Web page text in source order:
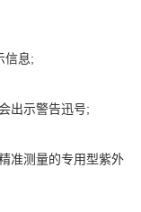
息;
出示警告迅号;
测量的专用型紫外